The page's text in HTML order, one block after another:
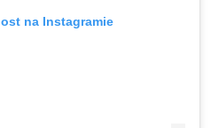
na Instagramie